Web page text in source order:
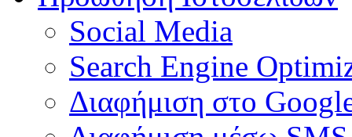
Social Media
Search Engine
Διαφήμιση στο